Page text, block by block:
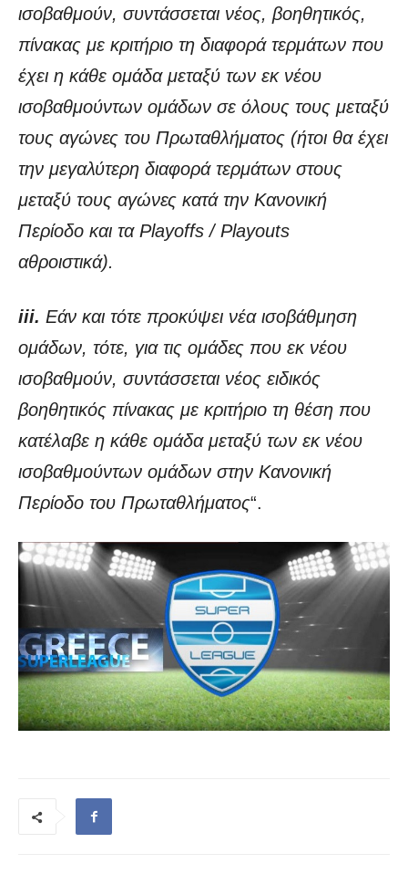
ισοβαθμούν, συντάσσεται νέος, βοηθητικός,
πίνακας με κριτήριο τη διαφορά τερμάτων που
έχει η κάθε ομάδα μεταξύ των εκ νέου
ισοβαθμούντων ομάδων σε όλους τους μεταξύ
τους αγώνες του Πρωταθλήματος (ήτοι θα έχει
την μεγαλύτερη διαφορά τερμάτων στους
μεταξύ τους αγώνες κατά την Κανονική
Περίοδο και τα Playoffs / Playouts
αθροιστικά).
iii. Εάν και τότε προκύψει νέα ισοβάθμηση
ομάδων, τότε, για τις ομάδες που εκ νέου
ισοβαθμούν, συντάσσεται νέος ειδικός
βοηθητικός πίνακας με κριτήριο τη θέση που
κατέλαβε η κάθε ομάδα μεταξύ των εκ νέου
ισοβαθμούντων ομάδων στην Κανονική
Περίοδο του Πρωταθλήματος“.